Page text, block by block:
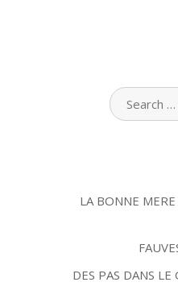
SEARCH
FOR:
LA BONNE
DES PAS DANS